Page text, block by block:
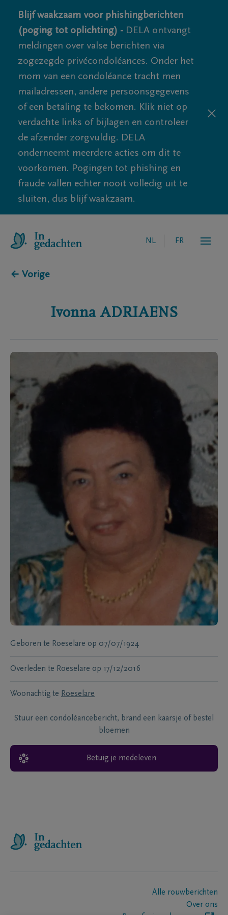
Blijf waakzaam voor phishingberichten
(poging tot oplichting) - DELA ontvangt
meldingen over valse berichten via
zogezegde privécondoléances. Onder het
mom van een condoléance tracht men
mailadressen, andere persoonsgegevens
of een betaling te bekomen. Klik niet op
verdachte links of bijlagen en controleer
de afzender zorgvuldig. DELA
onderneemt meerdere acties om dit te
voorkomen. Pogingen tot phishing en
fraude vallen echter nooit volledig uit te
sluiten, dus blijf waakzaam.
NL FR
← Vorige
Ivonna ADRIAENS
Geboren te Roeselare op 07/07/1924
Overleden te Roeselare op 17/12/2016
Woonachtig te Roeselare
Stuur een condoléancebericht, brand een kaarsje of bestel
bloemen
Betuig je medeleven
Alle rouwberichten
Over ons